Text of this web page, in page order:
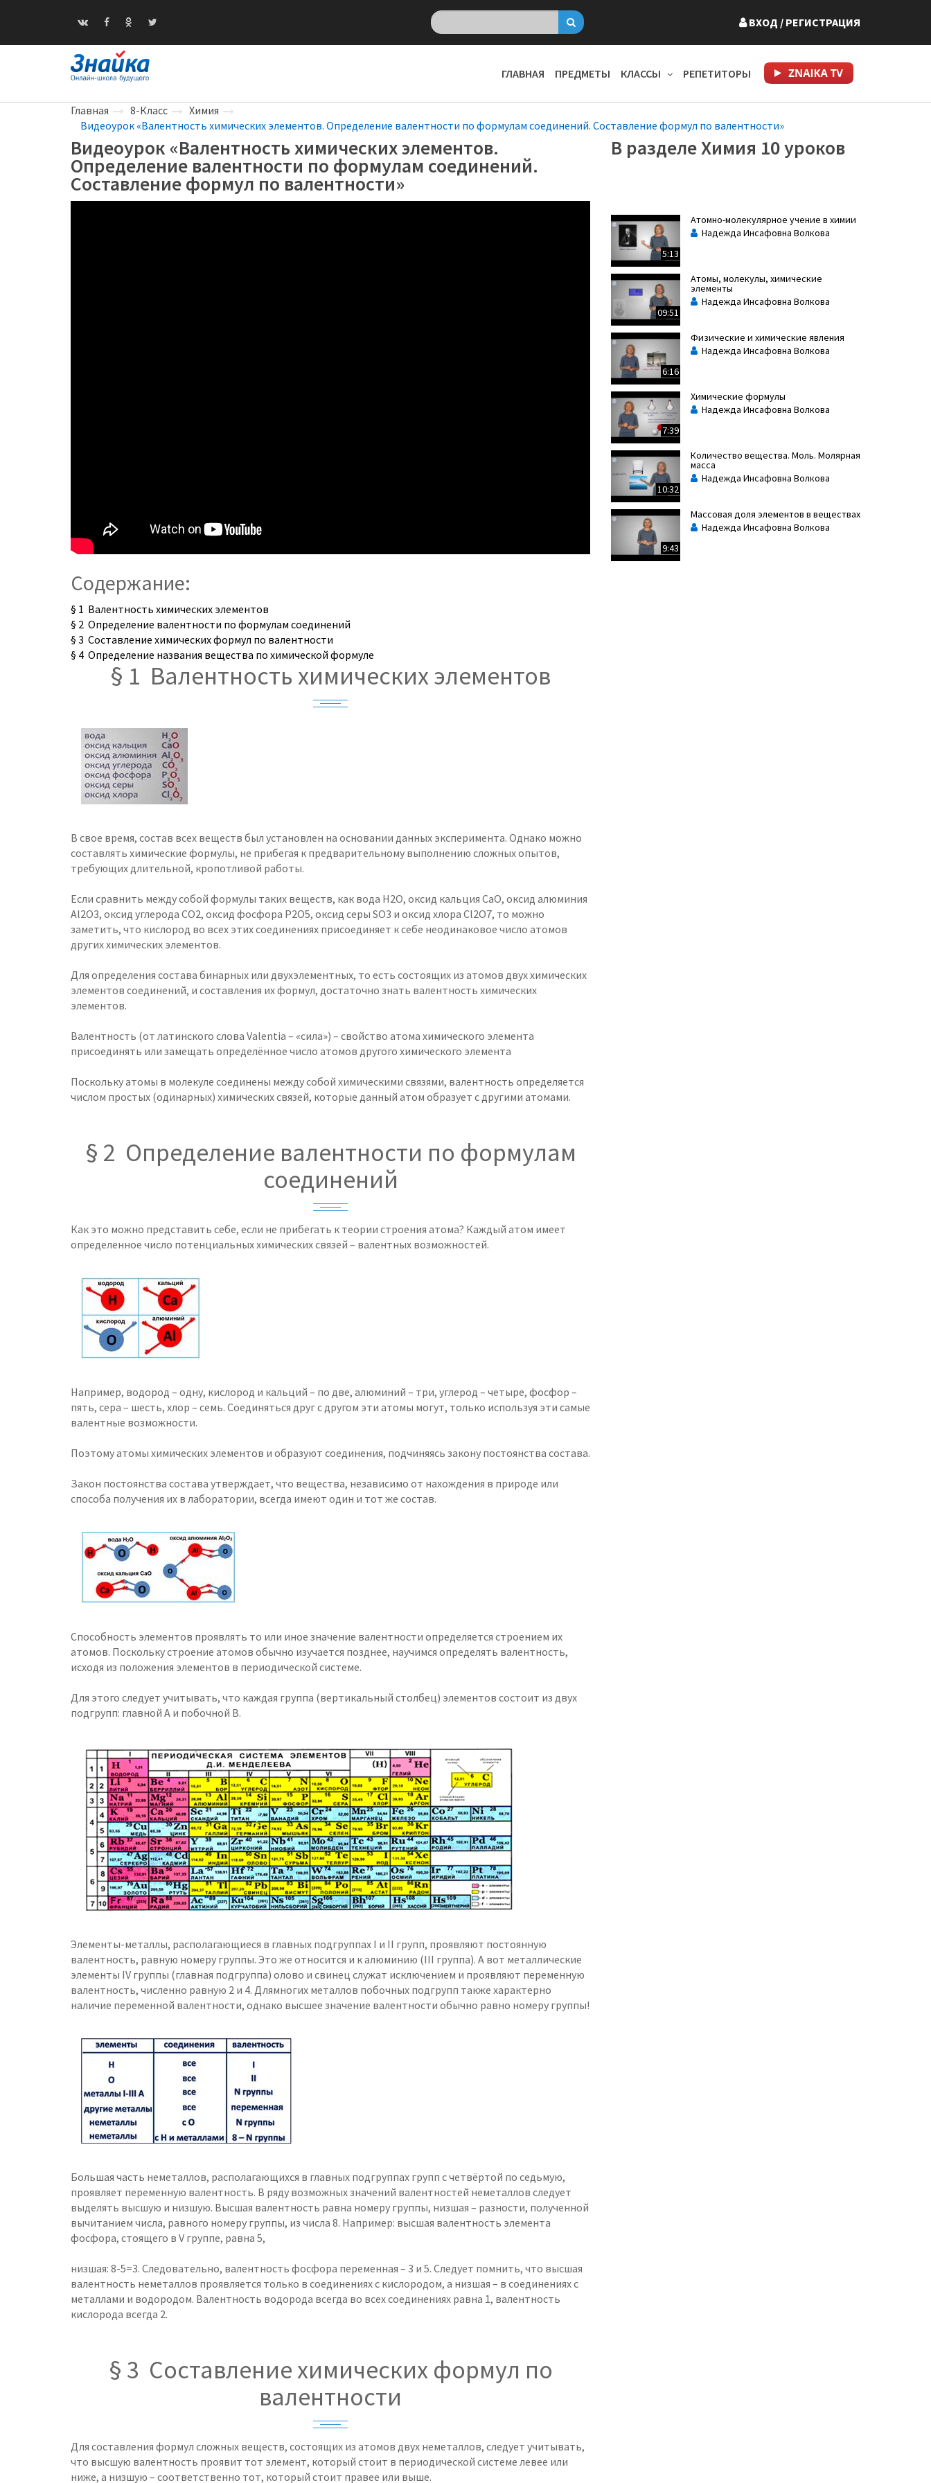
ВХОД / РЕГИСТРАЦИЯ
ГЛАВНАЯ ПРЕДМЕТЫ КЛАССЫ РЕПЕТИТОРЫ
Главная 8-Класс
Химия
Видеоурок «Валентность химических элементов. Определение валентности по формулам соединений. Составление формул по валентности»
Видеоурок «Валентность химических элементов.
Определение валентности по формулам соединений.
Составление формул по валентности»
В разделе Химия 10 уроков
Содержание:
§ 1 Валентность химических элементов
§ 2 Определение валентности по формулам соединений
§ 3 Составление химических формул по валентности
§ 4 Определение названия вещества по химической формуле
§ 1 Валентность химических элементов
В свое время, состав всех веществ был установлен на основании данных эксперимента. Однако можно
составлять химические формулы, не прибегая к предварительному выполнению сложных опытов,
требующих длительной, кропотливой работы.
Если сравнить между собой формулы таких веществ, как вода H2O, оксид кальция СаО, оксид алюминия
Al2O3, оксид углерода СО2, оксид фосфора Р2О5, оксид серы SО3 и оксид хлора Cl2О7, то можно
заметить, что кислород во всех этих соединениях присоединяет к себе неодинаковое число атомов
других химических элементов.
Для определения состава бинарных или двухэлементных, то есть состоящих из атомов двух химических
элементов соединений, и составления их формул, достаточно знать валентность химических
элементов.
Валентность (от латинского слова Valentia – «сила») – свойство атома химического элемента
присоединять или замещать определённое число атомов другого химического элемента
Поскольку атомы в молекуле соединены между собой химическими связями, валентность определяется
числом простых (одинарных) химических связей, которые данный атом образует с другими атомами.
§ 2 Определение валентности по формулам
соединений
Как это можно представить себе, если не прибегать к теории строения атома? Каждый атом имеет
определенное число потенциальных химических связей – валентных возможностей.
Например, водород – одну, кислород и кальций – по две, алюминий – три, углерод – четыре, фосфор –
пять, сера – шесть, хлор – семь. Соединяться друг с другом эти атомы могут, только используя эти самые
валентные возможности.
Поэтому атомы химических элементов и образуют соединения, подчиняясь закону постоянства состава.
Закон постоянства состава утверждает, что вещества, независимо от нахождения в природе или
способа получения их в лаборатории, всегда имеют один и тот же состав.
Способность элементов проявлять то или иное значение валентности определяется строением их
атомов. Поскольку строение атомов обычно изучается позднее, научимся определять валентность,
исходя из положения элементов в периодической системе.
Для этого следует учитывать, что каждая группа (вертикальный столбец) элементов состоит из двух
подгрупп: главной А и побочной В.
Элементы-металлы, располагающиеся в главных подгруппах I и II групп, проявляют постоянную
валентность, равную номеру группы. Это же относится и к алюминию (III группа). А вот металлические
элементы IV группы (главная подгруппа) олово и свинец служат исключением и проявляют переменную
валентность, численно равную 2 и 4. Длямногих металлов побочных подгрупп также характерно
наличие переменной валентности, однако высшее значение валентности обычно равно номеру группы!
Большая часть неметаллов, располагающихся в главных подгруппах групп с четвёртой по седьмую,
проявляет переменную валентность. В ряду возможных значений валентностей неметаллов следует
выделять высшую и низшую. Высшая валентность равна номеру группы, низшая – разности, полученной
вычитанием числа, равного номеру группы, из числа 8. Например: высшая валентность элемента
фосфора, стоящего в V группе, равна 5,
низшая: 8-5=3. Следовательно, валентность фосфора переменная – 3 и 5. Следует помнить, что высшая
валентность неметаллов проявляется только в соединениях с кислородом, а низшая – в соединениях с
металлами и водородом. Валентность водорода всегда во всех соединениях равна 1, валентность
кислорода всегда 2.
§ 3 Составление химических формул по
валентности
Для составления формул сложных веществ, состоящих из атомов двух неметаллов, следует учитывать,
что высшую валентность проявит тот элемент, который стоит в периодической системе левее или
ниже, а низшую – соответственно тот, который стоит правее или выше.
5:13
Атомно-молекулярное учение в химии
Надежда Инсафовна Волкова
09:51
Атомы, молекулы, химические
элементы
Надежда Инсафовна Волкова
6:16
Физические и химические явления
Надежда Инсафовна Волкова
7:39
Химические формулы
Надежда Инсафовна Волкова
10:32
Количество вещества. Моль. Молярная
масса
Надежда Инсафовна Волкова
9:43
Массовая доля элементов в веществах
Надежда Инсафовна Волкова